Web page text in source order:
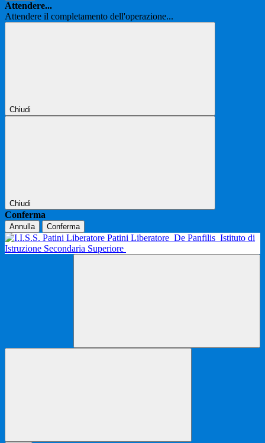
Attendere...
Attendere il completamento dell'operazione...
Chiudi
Chiudi
Conferma
Annulla Conferma
Patini Liberatore De Panfilis Istituto di
Istruzione Secondaria Superiore